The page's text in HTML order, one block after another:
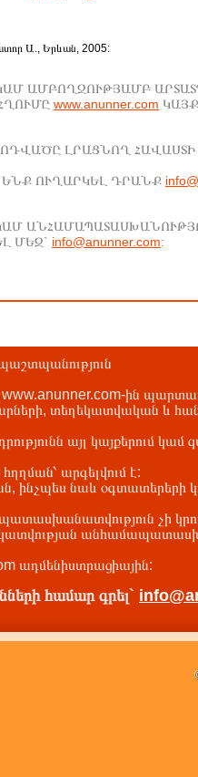
Ա., Երևան, 2005:
ԱՄԲՈՂՋՈՒԹՅԱՄԲ
www.anunner.com
ԼՐԱՑՆՈՂ ՀԱՎԱՍՏԻ
ՈՒՂԱՐԿԵԼ ԴՐԱՆՔ
ՄԵԶ` info@anunner.com:
www.anunner.com-ին
տեղեկատվական և
այլ կայքերում կամ
արգելվում է:
ինչպես նաև օգտատերերի
չի
ադմենիստրացիային:
համար գրել`